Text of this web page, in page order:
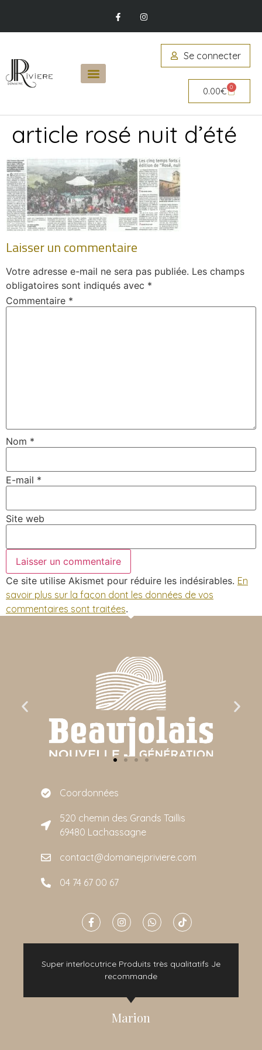
Se connecter
0.00€ 0
article rosé nuit d’été
Laisser un commentaire
Votre adresse e-mail ne sera pas publiée. Les champs
obligatoires sont indiqués avec *
Commentaire *
Nom *
E-mail *
Site web
Ce site utilise Akismet pour réduire les indésirables. En
savoir plus sur la façon dont les données de vos
commentaires sont traitées.
Coordonnées
520 chemin des Grands Taillis
69480 Lachassagne
contact@domainejpriviere.com
04 74 67 00 67
Super interlocutrice Produits très qualitatifs Je
recommande
Marion